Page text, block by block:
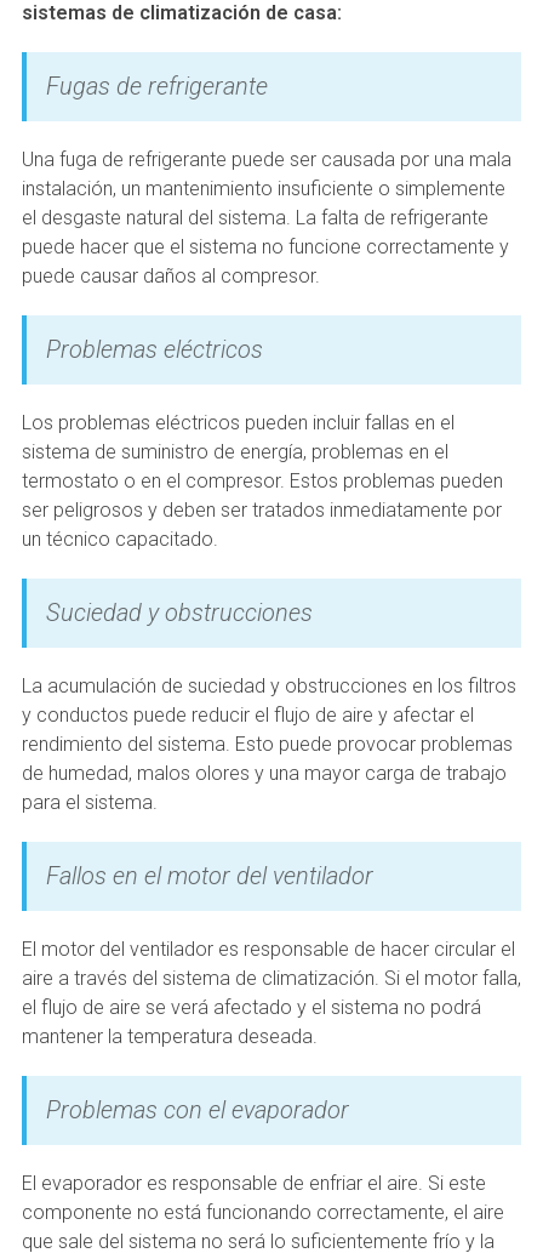
sistemas de climatización de casa:
Fugas de refrigerante
Una fuga de refrigerante puede ser causada por una mala
instalación, un mantenimiento insuficiente o simplemente
el desgaste natural del sistema. La falta de refrigerante
puede hacer que el sistema no funcione correctamente y
puede causar daños al compresor.
Problemas eléctricos
Los problemas eléctricos pueden incluir fallas en el
sistema de suministro de energía, problemas en el
termostato o en el compresor. Estos problemas pueden
ser peligrosos y deben ser tratados inmediatamente por
un técnico capacitado.
Suciedad y obstrucciones
La acumulación de suciedad y obstrucciones en los filtros
y conductos puede reducir el flujo de aire y afectar el
rendimiento del sistema. Esto puede provocar problemas
de humedad, malos olores y una mayor carga de trabajo
para el sistema.
Fallos en el motor del ventilador
El motor del ventilador es responsable de hacer circular el
aire a través del sistema de climatización. Si el motor falla,
el flujo de aire se verá afectado y el sistema no podrá
mantener la temperatura deseada.
Problemas con el evaporador
El evaporador es responsable de enfriar el aire. Si este
componente no está funcionando correctamente, el aire
que sale del sistema no será lo suficientemente frío y la